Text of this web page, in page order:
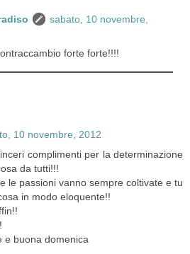
sabato, 10 novembre,
forte forte!!!!
10 novembre, 2012
complimenti per la determinazione
da tutti!!!
le passioni vanno sempre coltivate e tu
in modo eloquente!!
e buona domenica